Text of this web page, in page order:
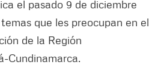
el pasado 9 de diciembre
que les preocupan en el
de la Región
Cundinamarca.